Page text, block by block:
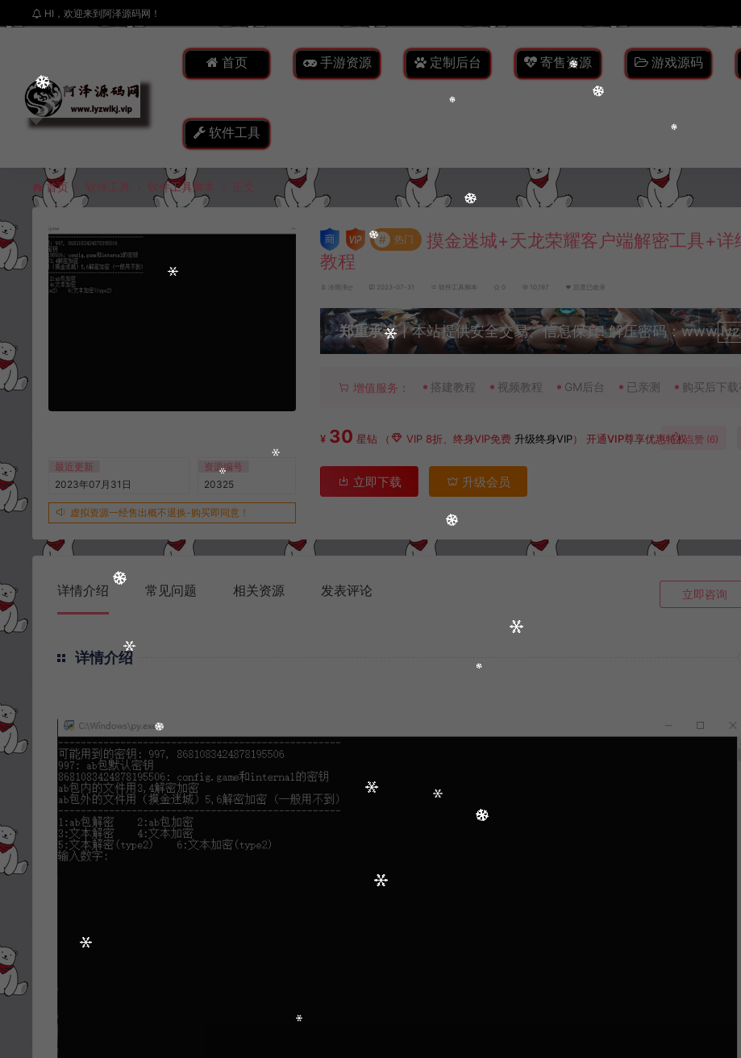
HI，欢迎来到阿泽源码网！
首页 手游资源 定制后台 寄售资源 游戏源码
软件工具
首页 软件工具 软件工具脚本 正文
最近更新
2023年07月31日
资源编号
20325
虚拟资源一经售出概不退换-购买即同意！
# 热门
摸金迷城+天龙荣耀客户端解密工具+详
教程
冷雨泽ღ 2023-07-31 软件工具脚本 0 10,197 百度已收录
郑重承诺丨本站提供安全交易、信息保真! 解压密码：
增值服务： 搭建教程 视频教程 GM后台 已亲测 购买后下
¥ 30 星钻 （ VIP 8折、终身VIP免费 升级终身VIP）开通VIP尊享优惠特权点赞 (6)
立即下载 升级会员
详情介绍 常见问题 相关资源 发表评论 立即咨询
详情介绍